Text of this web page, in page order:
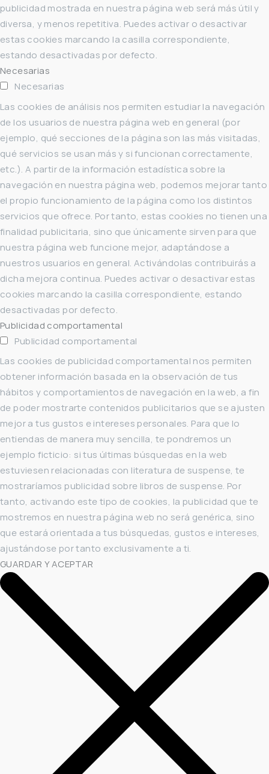
publicidad mostrada en nuestra página web será más útil y
diversa, y menos repetitiva. Puedes activar o desactivar
estas cookies marcando la casilla correspondiente,
estando desactivadas por defecto.
Necesarias
Necesarias
Las cookies de análisis nos permiten estudiar la navegación
de los usuarios de nuestra página web en general (por
ejemplo, qué secciones de la página son las más visitadas,
qué servicios se usan más y si funcionan correctamente,
etc.). A partir de la información estadística sobre la
navegación en nuestra página web, podemos mejorar tanto
el propio funcionamiento de la página como los distintos
servicios que ofrece. Por tanto, estas cookies no tienen una
finalidad publicitaria, sino que únicamente sirven para que
nuestra página web funcione mejor, adaptándose a
nuestros usuarios en general. Activándolas contribuirás a
dicha mejora continua. Puedes activar o desactivar estas
cookies marcando la casilla correspondiente, estando
desactivadas por defecto.
Publicidad comportamental
Publicidad comportamental
Las cookies de publicidad comportamental nos permiten
obtener información basada en la observación de tus
hábitos y comportamientos de navegación en la web, a fin
de poder mostrarte contenidos publicitarios que se ajusten
mejor a tus gustos e intereses personales. Para que lo
entiendas de manera muy sencilla, te pondremos un
ejemplo ficticio: si tus últimas búsquedas en la web
estuviesen relacionadas con literatura de suspense, te
mostraríamos publicidad sobre libros de suspense. Por
tanto, activando este tipo de cookies, la publicidad que te
mostremos en nuestra página web no será genérica, sino
que estará orientada a tus búsquedas, gustos e intereses,
ajustándose por tanto exclusivamente a ti.
GUARDAR Y ACEPTAR